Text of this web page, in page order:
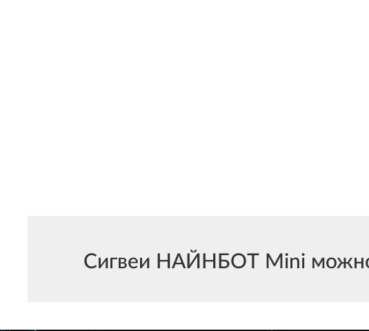
Сигвеи НАЙНБОТ Mini можно